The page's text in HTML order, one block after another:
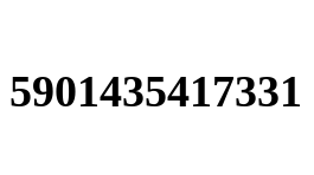
5901435417331